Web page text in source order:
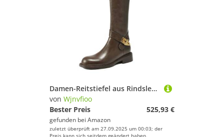
Damen-Reitstiefel aus Rindsleder, mittelgroß, mittelhoch, Retro-Reitstiefel, Winter, warm, Reißverschluss, leger, kniehohe Stiefel
von Wjnvfioo
Bester Preis
525,93 €
gefunden bei Amazon
zuletzt überprüft am 27.09.2025 um 00:03; der
Preis kann sich seitdem geändert haben.